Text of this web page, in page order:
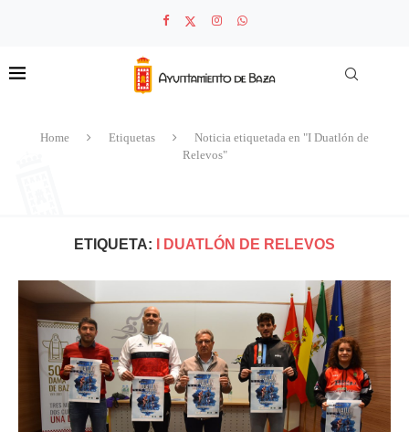
Home Etiquetas
Noticia etiquetada en "I Duatlón de
Relevos"
ETIQUETA: I DUATLÓN DE RELEVOS